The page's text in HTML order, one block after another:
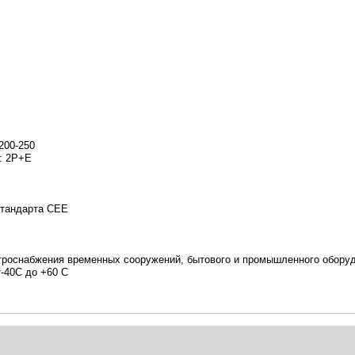
250
2P+E
CEE
временных сооружений, бытового и промышленного
40С до +60 С